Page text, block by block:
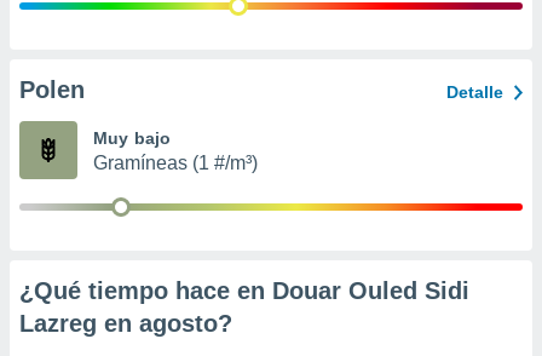
publicidad
de
Polen Detalle
Muy bajo
Gramíneas (1 #/m³)
¿Qué tiempo hace en Douar Ouled Sidi
Lazreg en agosto?